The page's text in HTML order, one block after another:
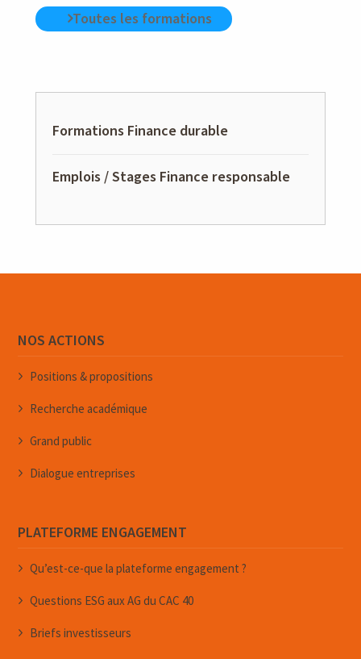
Toutes les formations
Formations Finance durable
Emplois / Stages Finance responsable
NOS ACTIONS
Positions & propositions
Recherche académique
Grand public
Dialogue entreprises
PLATEFORME ENGAGEMENT
Qu’est-ce-que la plateforme engagement ?
Questions ESG aux AG du CAC 40
Briefs investisseurs